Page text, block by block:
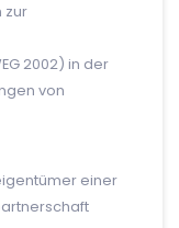
zur
2002) in der
von
einer